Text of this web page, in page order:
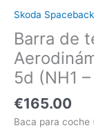
Skoda
Barra de
5d (NH1
€165.00
Baca para coche
(NH1
-
standard
roof)
(2013-
-)
cantidad